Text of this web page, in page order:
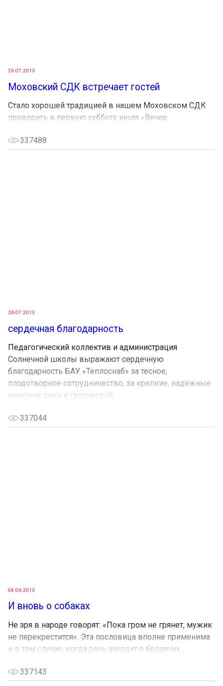
26.07.2013
Моховский СДК встречает гостей
Стало хорошей традицией в нашем Моховском СДК
проводить в первую субботу июля «Вечер...
337488
26.07.2013
сердечная благодарность
Педагогический коллектив и администрация
Солнечной школы выражают сердечную
благодарность БАУ «Теплоснаб» за тесное,
плодотворное сотрудничество, за крепкие, надёжные
мужские руки и творческий...
337044
04.06.2013
И вновь о собаках
Не зря в народе говорят: «Пока гром не грянет, мужик
не перекрестится». Эта пословица вполне применима
и в том случае, когда речь заходит о бродячих...
337143